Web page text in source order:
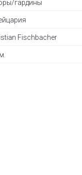
гардины
Fischbacher